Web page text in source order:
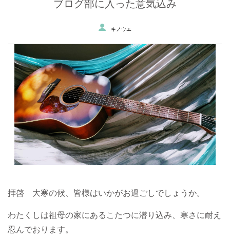
ブログ部に入った意気込み
キノウエ
拝啓 大寒の候、皆様はいかがお過ごしでしょうか。
わたくしは祖母の家にあるこたつに潜り込み、寒さに耐え
忍んでおります。